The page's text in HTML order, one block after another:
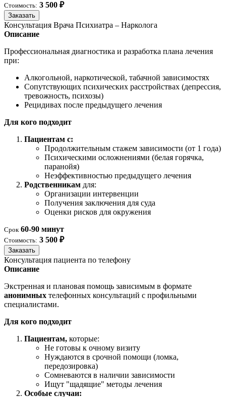
Стоимость: 3 500 ₽
Заказать
Консультация Врача Психиатра – Нарколога
Описание
Профессиональная диагностика и разработка плана лечения
при:
Алкогольной, наркотической, табачной зависимостях
Сопутствующих психических расстройствах (депрессия,
тревожность, психозы)
Рецидивах после предыдущего лечения
Для кого подходит
Пациентам с:
Продолжительным стажем зависимости (от 1 года)
Психическими осложнениями (белая горячка,
паранойя)
Неэффективностью предыдущего лечения
Родственникам для:
Организации интервенции
Получения заключения для суда
Оценки рисков для окружения
Срок 60-90 минут
Стоимость: 3 500 ₽
Заказать
Консультация пациента по телефону
Описание
Экстренная и плановая помощь зависимым в формате
анонимных телефонных консультаций с профильными
специалистами.
Для кого подходит
Пациентам, которые:
Не готовы к очному визиту
Нуждаются в срочной помощи (ломка,
передозировка)
Сомневаются в наличии зависимости
Ищут "щадящие" методы лечения
Особые случаи: